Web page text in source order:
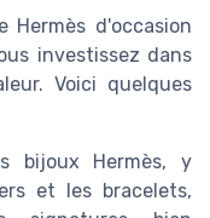
Hermès d'occasion
investissez dans
Voici quelques
bijoux Hermès, y
et les bracelets,